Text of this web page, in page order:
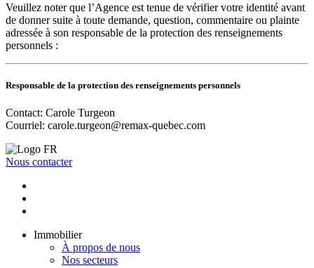
Veuillez noter que l’Agence est tenue de vérifier votre identité avant
de donner suite à toute demande, question, commentaire ou plainte
adressée à son responsable de la protection des renseignements
personnels :
Responsable de la protection des renseignements personnels
Contact: Carole Turgeon
Courriel: carole.turgeon@remax-quebec.com
Nous contacter
Immobilier
À propos de nous
Nos secteurs